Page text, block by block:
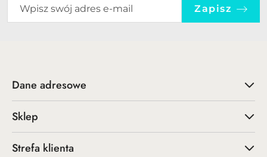
Zapisz
Dane adresowe
Sklep
Strefa klienta